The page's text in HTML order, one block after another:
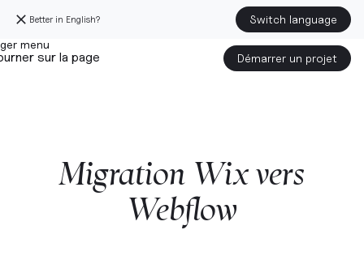
Better in English? Switch language
sur la page Démarrer un projet
Migration Wixvers
Webflow